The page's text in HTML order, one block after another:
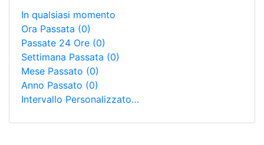
In qualsiasi momento
Ora Passata (0)
Passate 24 Ore (0)
Settimana Passata (0)
Mese Passato (0)
Anno Passato (0)
Intervallo Personalizzato…